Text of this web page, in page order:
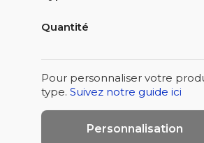
Quantité
Pour personnaliser votre
type. Suivez notre guide ici
Personnalisation